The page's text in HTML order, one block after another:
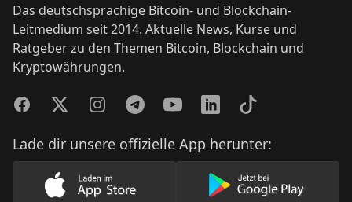
Das deutschsprachige Bitcoin- und Blockchain-
Leitmedium seit 2014. Aktuelle News, Kurse und
Ratgeber zu den Themen Bitcoin, Blockchain und
Kryptowährungen.
FacebookTwitterInstagramTelegramYouTubeLinkedInTikTok
Lade dir unsere offizielle App herunter:
Lade unsere App im AppStore herunter
Lade unsere